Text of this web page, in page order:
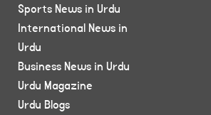
Sports News in Urdu
International News in
Urdu
Business News in Urdu
Urdu Magazine
Urdu Blogs